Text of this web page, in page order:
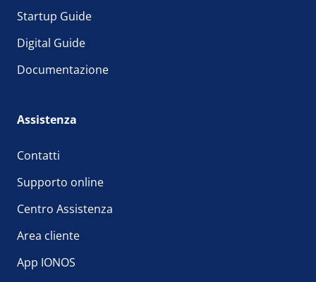
Startup Guide
Digital Guide
Documentazione
Assistenza
Contatti
Supporto online
Centro Assistenza
Area cliente
App IONOS